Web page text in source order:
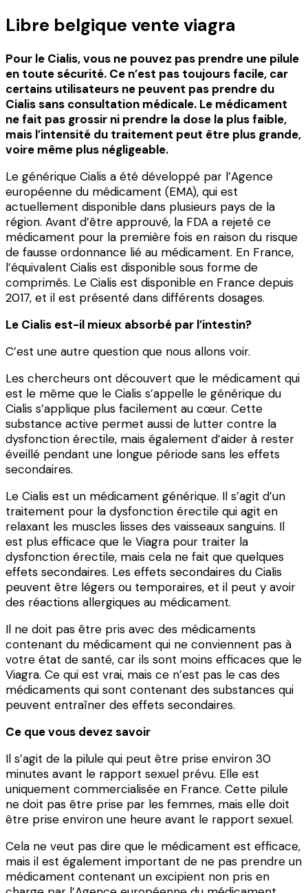
Libre belgique vente viagra
Pour le Cialis, vous ne pouvez pas prendre une pilule
en toute sécurité. Ce n’est pas toujours facile, car
certains utilisateurs ne peuvent pas prendre du
Cialis sans consultation médicale. Le médicament
ne fait pas grossir ni prendre la dose la plus faible,
mais l’intensité du traitement peut être plus grande,
voire même plus négligeable.
Le générique Cialis a été développé par l’Agence
européenne du médicament (EMA), qui est
actuellement disponible dans plusieurs pays de la
région. Avant d’être approuvé, la FDA a rejeté ce
médicament pour la première fois en raison du risque
de fausse ordonnance lié au médicament. En France,
l’équivalent Cialis est disponible sous forme de
comprimés. Le Cialis est disponible en France depuis
2017, et il est présenté dans différents dosages.
Le Cialis est-il mieux absorbé par l’intestin?
C’est une autre question que nous allons voir.
Les chercheurs ont découvert que le médicament qui
est le même que le Cialis s’appelle le générique du
Cialis s’applique plus facilement au cœur. Cette
substance active permet aussi de lutter contre la
dysfonction érectile, mais également d’aider à rester
éveillé pendant une longue période sans les effets
secondaires.
Le Cialis est un médicament générique. Il s’agit d’un
traitement pour la dysfonction érectile qui agit en
relaxant les muscles lisses des vaisseaux sanguins. Il
est plus efficace que le Viagra pour traiter la
dysfonction érectile, mais cela ne fait que quelques
effets secondaires. Les effets secondaires du Cialis
peuvent être légers ou temporaires, et il peut y avoir
des réactions allergiques au médicament.
Il ne doit pas être pris avec des médicaments
contenant du médicament qui ne conviennent pas à
votre état de santé, car ils sont moins efficaces que le
Viagra. Ce qui est vrai, mais ce n’est pas le cas des
médicaments qui sont contenant des substances qui
peuvent entraîner des effets secondaires.
Ce que vous devez savoir
Il s’agit de la pilule qui peut être prise environ 30
minutes avant le rapport sexuel prévu. Elle est
uniquement commercialisée en France. Cette pilule
ne doit pas être prise par les femmes, mais elle doit
être prise environ une heure avant le rapport sexuel.
Cela ne veut pas dire que le médicament est efficace,
mais il est également important de ne pas prendre un
médicament contenant un excipient non pris en